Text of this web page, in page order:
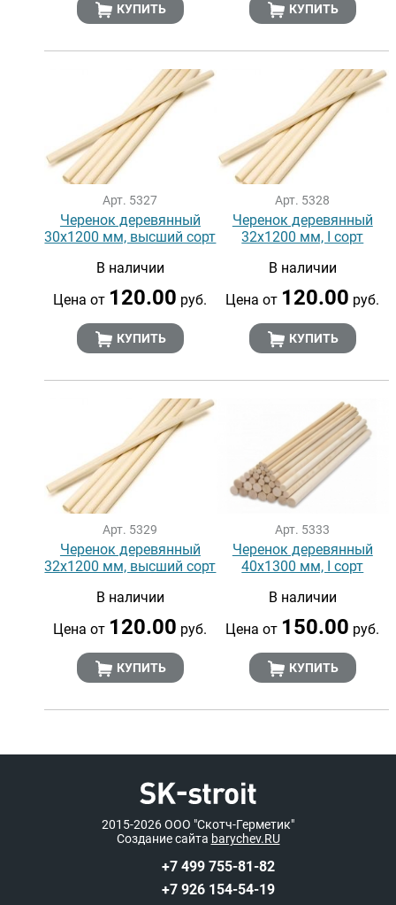
КУПИТЬ КУПИТЬ
Арт. 5327
Черенок деревянный
30х1200 мм, высший сорт
В наличии
Цена от 120.00 руб.
КУПИТЬ
Арт. 5328
Черенок деревянный
32х1200 мм, I сорт
В наличии
Цена от 120.00 руб.
КУПИТЬ
Арт. 5329
Черенок деревянный
32х1200 мм, высший сорт
В наличии
Цена от 120.00 руб.
КУПИТЬ
Арт. 5333
Черенок деревянный
40х1300 мм, I сорт
В наличии
Цена от 150.00 руб.
КУПИТЬ
2015-2026ООО "Скотч-Герметик"
Создание сайта barychev.RU
+7 499 755-81-82
+7 926 154-54-19